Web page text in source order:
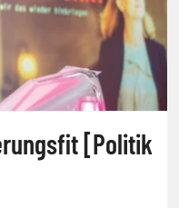
[Politik